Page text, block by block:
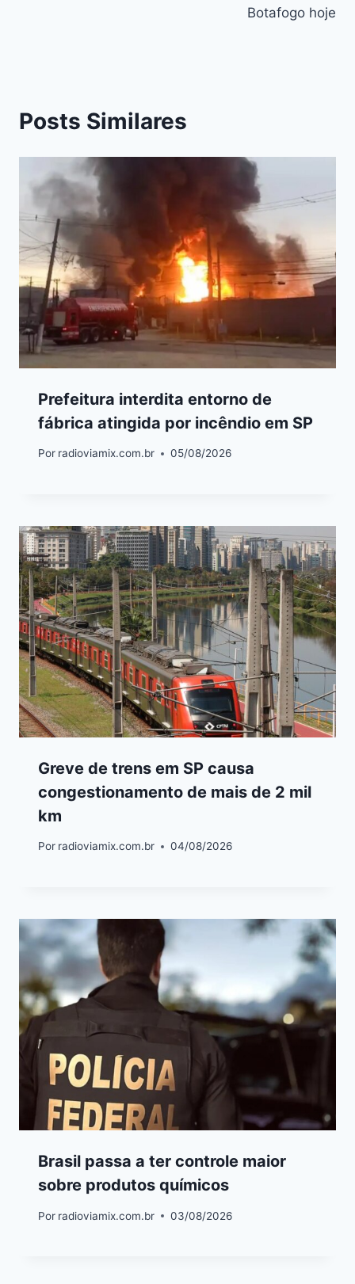
Botafogo hoje
Posts Similares
Prefeitura interdita entorno de
fábrica atingida por incêndio em SP
Por radioviamix.com.br 05/08/2026
Greve de trens em SP causa
congestionamento de mais de 2 mil
km
Por radioviamix.com.br 04/08/2026
Brasil passa a ter controle maior
sobre produtos químicos
Por radioviamix.com.br 03/08/2026